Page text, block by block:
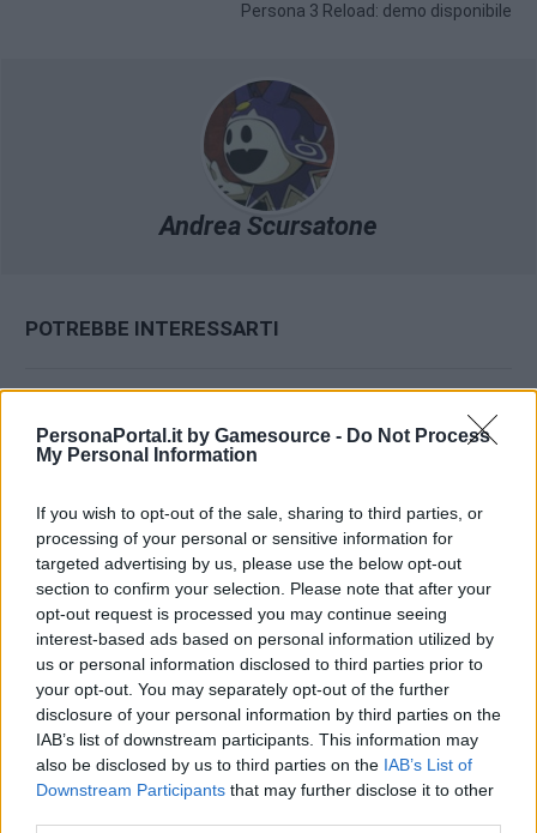
PersonaPortal.it by Gamesource - Do Not Process
My Personal Information
If you wish to opt-out of the sale, sharing to third parties, or
processing of your personal or sensitive information for
targeted advertising by us, please use the below opt-out
section to confirm your selection. Please note that after your
opt-out request is processed you may continue seeing
interest-based ads based on personal information utilized by
us or personal information disclosed to third parties prior to
your opt-out. You may separately opt-out of the further
disclosure of your personal information by third parties on the
IAB’s list of downstream participants. This information may
also be disclosed by us to third parties on the IAB’s List of
Downstream Participants that may further disclose it to other
Persona 3 Reload: demo disponibile
Andrea Scursatone
POTREBBE INTERESSARTI
P5X: Guida all'uso di Summer Marian (Beachflower
Minami Miyashita)